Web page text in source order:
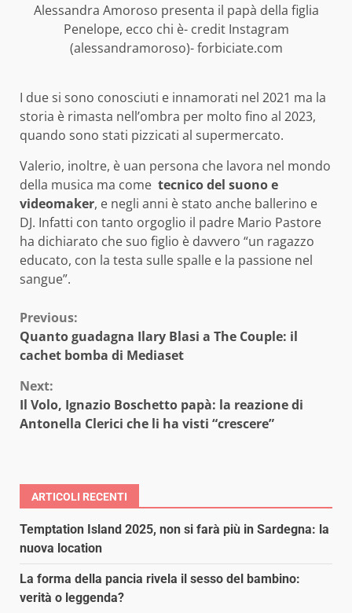
Alessandra Amoroso presenta il papà della figlia
Penelope, ecco chi è- credit Instagram
(alessandramoroso)- forbiciate.com
I due si sono conosciuti e innamorati nel 2021 ma la
storia è rimasta nell’ombra per molto fino al 2023,
quando sono stati pizzicati al supermercato.
Valerio, inoltre, è uan persona che lavora nel mondo
della musica ma come tecnico del suono e
videomaker, e negli anni è stato anche ballerino e
DJ. Infatti con tanto orgoglio il padre Mario Pastore
ha dichiarato che suo figlio è davvero “un ragazzo
educato, con la testa sulle spalle e la passione nel
sangue”.
Continue
Reading
Previous:
Quanto guadagna Ilary Blasi a The Couple: il
cachet bomba di Mediaset
Next:
Il Volo, Ignazio Boschetto papà: la reazione di
Antonella Clerici che li ha visti “crescere”
ARTICOLI RECENTI
Temptation Island 2025, non si farà più in Sardegna: la
nuova location
La forma della pancia rivela il sesso del bambino:
verità o leggenda?